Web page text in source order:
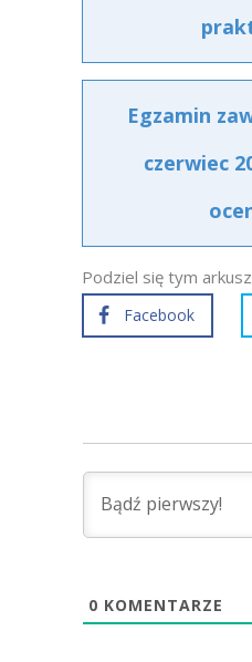
Egzamin
czerwiec
Podziel się tym
Facebook
0 KOMENTARZE